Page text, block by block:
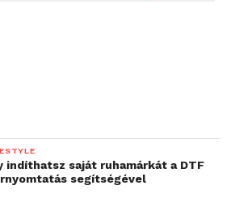
áll.
indíthatsz saját ruhamárkát a DTF
segítségével